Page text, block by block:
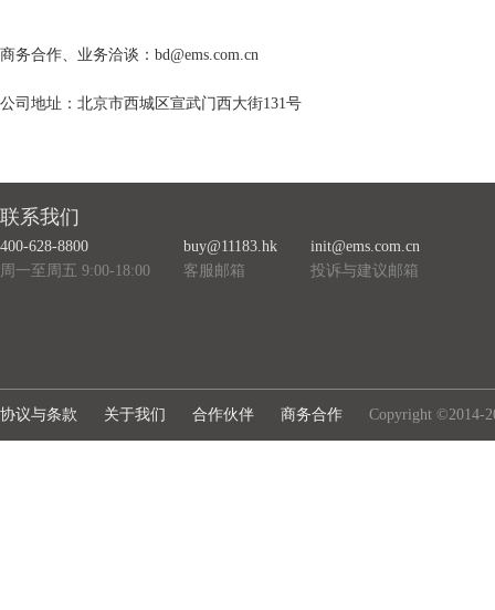
商务合作、业务洽谈：bd@ems.com.cn
公司地址：北京市西城区宣武门西大街131号
联系我们
400-628-8800
周一至周五 9:00-18:00
buy@11183.hk
客服邮箱
init@ems.com.cn
投诉与建议邮箱
协议与条款 关于我们 合作伙伴 商务合作 Copyright ©2014-